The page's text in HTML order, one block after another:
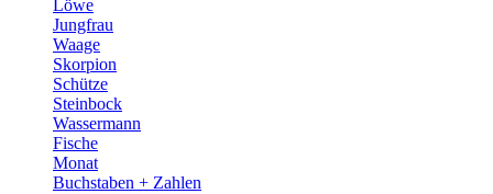
Löwe
Jungfrau
Waage
Skorpion
Schütze
Steinbock
Wassermann
Fische
Monat
Buchstaben + Zahlen